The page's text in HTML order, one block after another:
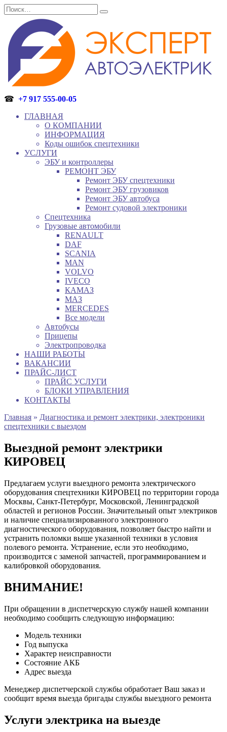
Перейти
к
содержанию
Search
for:
☎ +7 917 555-00-05
ГЛАВНАЯ
О КОМПАНИИ
ИНФОРМАЦИЯ
Коды ошибок спецтехники
УСЛУГИ
ЭБУ и контроллеры
РЕМОНТ ЭБУ
Ремонт ЭБУ спецтехники
Ремонт ЭБУ грузовиков
Ремонт ЭБУ автобуса
Ремонт судовой электроники
Спецтехника
Грузовые автомобили
RENAULT
DAF
SCANIA
MAN
VOLVO
IVECO
КАМАЗ
МАЗ
MERCEDES
Все модели
Автобусы
Прицепы
Электропроводка
НАШИ РАБОТЫ
ВАКАНСИИ
ПРАЙС-ЛИСТ
ПРАЙС УСЛУГИ
БЛОКИ УПРАВЛЕНИЯ
КОНТАКТЫ
Главная » Диагностика и ремонт электрики, электроники
спецтехники с выездом
Выездной ремонт электрики
КИРОВЕЦ
Предлагаем услуги выездного ремонта электрического
оборудования спецтехники КИРОВЕЦ по территории города
Москвы, Санкт-Петербург, Московской, Ленинградской
областей и регионов России. Значительный опыт электриков
и наличие специализированного электронного
диагностического оборудования, позволяет быстро найти и
устранить поломки выше указанной техники в условия
полевого ремонта. Устранение, если это необходимо,
производится с заменой запчастей, программированием и
калибровкой оборудования.
ВНИМАНИЕ!
При обращении в диспетчерскую службу нашей компании
необходимо сообщить следующую информацию:
Модель техники
Год выпуска
Характер неисправности
Состояние АКБ
Адрес выезда
Менеджер диспетчерской службы обработает Ваш заказ и
сообщит время выезда бригады службы выездного ремонта
Услуги электрика на выезде